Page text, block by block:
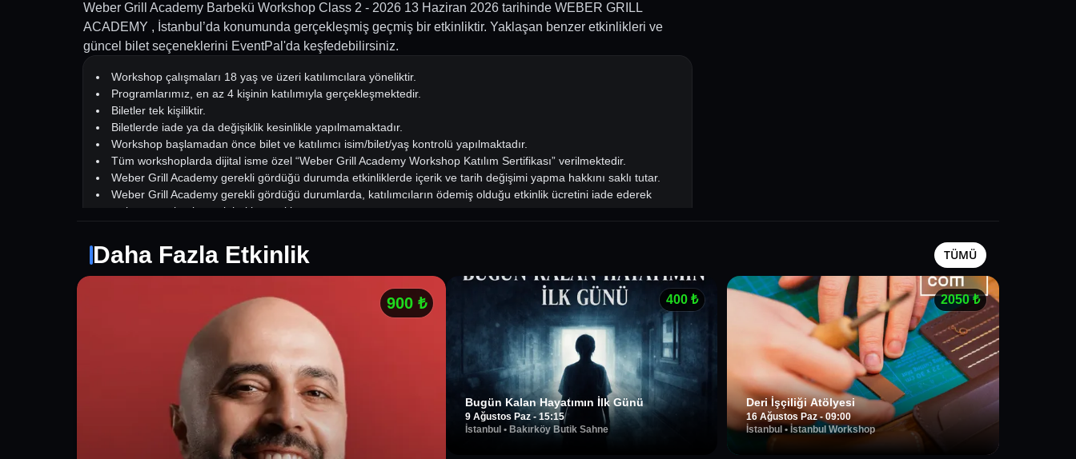
Weber Grill Academy Barbekü Workshop Class 2 - 2026 13 Haziran 2026 tarihinde WEBER GRILL
ACADEMY , İstanbul’da konumunda gerçekleşmiş geçmiş bir etkinliktir. Yaklaşan benzer etkinlikleri ve
güncel bilet seçeneklerini EventPal'da keşfedebilirsiniz.
Workshop çalışmaları 18 yaş ve üzeri katılımcılara yöneliktir.
Programlarımız, en az 4 kişinin katılımıyla gerçekleşmektedir.
Biletler tek kişiliktir.
Biletlerde iade ya da değişiklik kesinlikle yapılmamaktadır.
Workshop başlamadan önce bilet ve katılımcı isim/bilet/yaş kontrolü yapılmaktadır.
Tüm workshoplarda dijital isme özel “Weber Grill Academy Workshop Katılım Sertifikası” verilmektedir.
Weber Grill Academy gerekli gördüğü durumda etkinliklerde içerik ve tarih değişimi yapma hakkını saklı tutar.
Weber Grill Academy gerekli gördüğü durumlarda, katılımcıların ödemiş olduğu etkinlik ücretini iade ederek
organizasyonu iptal etmek hakkını saklı tutar.
Daha Fazla Etkinlik TÜMÜ
900₺ 400 ₺
Bugün Kalan Hayatımın İlk Günü
9 Ağustos Paz - 15:15
İstanbul • Bakırköy Butik Sahne
2050₺
Deri İşçiliği Atölyesi
16 Ağustos Paz - 09:00
İstanbul • İstanbul Workshop